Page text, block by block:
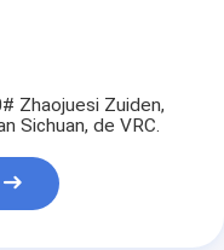
Zhaojuesi Zuiden,
Sichuan, de VRC.